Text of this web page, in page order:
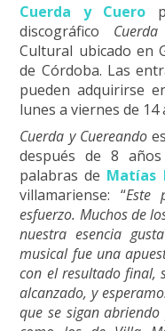
Cuerda y Cuero
discográfico
Cultural ubicado en
de Córdoba. Las
pueden adquirirse
lunes a viernes de 14
Cuerda y Cuereando
después de 8
palabras de Matías
villamariense: “Este
esfuerzo. Muchos de
nuestra esencia
musical fue una
con el resultado final,
alcanzado, y
que se sigan